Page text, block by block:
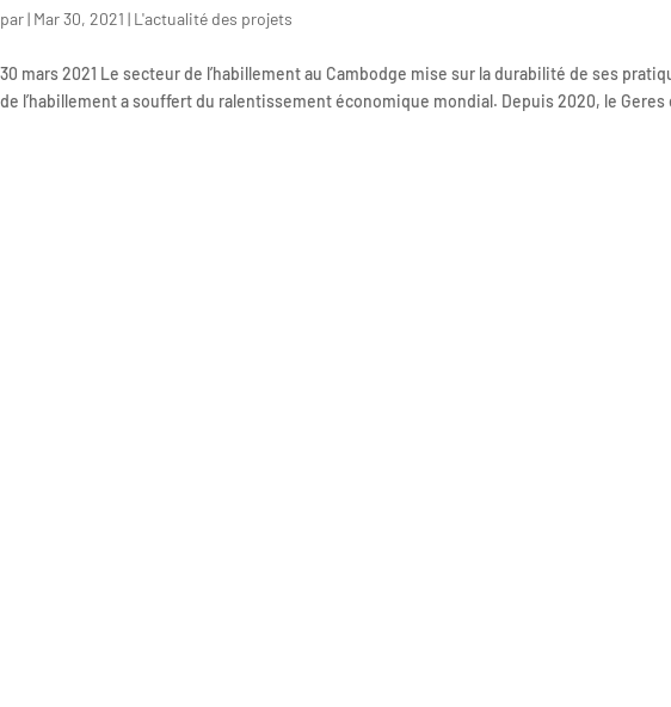
par| Mar 30, 2021 | L'actualité des projets
30 mars 2021 Le secteur de l’habillement au Cambodge mise sur la durabilité de ses
de l’habillement a souffert du ralentissement économique mondial. Depuis 2020, le Geres